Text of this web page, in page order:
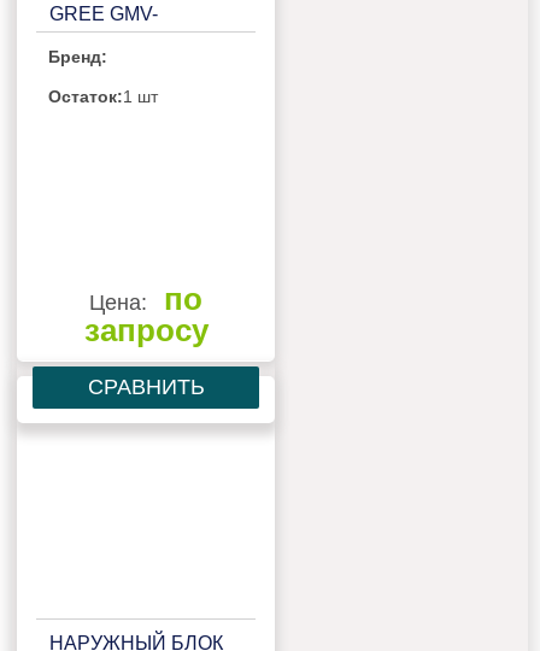
GREE GMV-
Бренд:
Остаток:1 шт
Цена:
по
запросу
СРАВНИТЬ
НАРУЖНЫЙ БЛОК